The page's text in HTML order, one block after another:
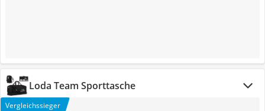
Loda Team Sporttasche
Vergleichssieger